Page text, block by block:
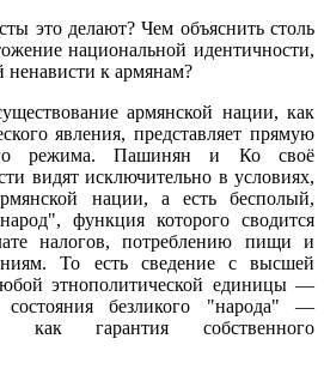
это делают? Чем объяснить столь
национальной идентичности,
ненависти к армянам?
армянской нации, как
явления, представляет прямую
режима. Пашинян и Ко своё
видят исключительно в условиях,
нации, а есть бесполый,
функция которого сводится
налогов, потреблению пищи и
То есть сведение с высшей
этнополитической единицы —
безликого "народа" —
как гарантия собственного